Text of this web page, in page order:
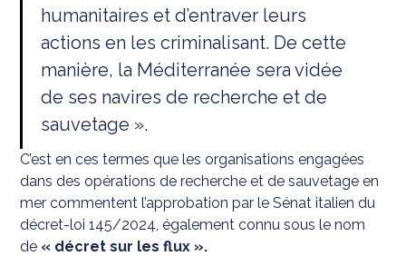
humanitaires et d’entraver leurs
actions en les criminalisant. De cette
manière, la Méditerranée sera vidée
de ses navires de recherche et de
sauvetage ».
C’est en ces termes que les organisations engagées
dans des opérations de recherche et de sauvetage en
mer commentent l’approbation par le Sénat italien du
décret-loi 145/2024, également connu sous le nom
de « décret sur les flux ».